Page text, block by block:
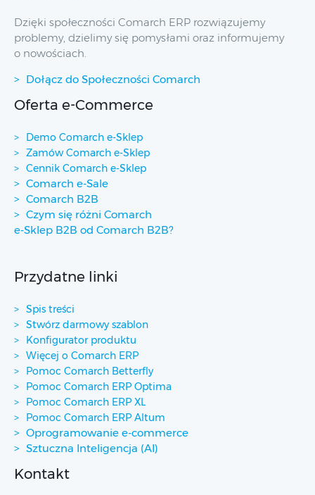
Dzięki społeczności Comarch ERP rozwiązujemy
problemy, dzielimy się pomysłami oraz informujemy
o nowościach.
Dołącz do Społeczności Comarch
Oferta e-Commerce
Demo Comarch e-Sklep
Zamów Comarch e-Sklep
Cennik Comarch e-Sklep
Comarch e-Sale
Comarch B2B
Czym się różni Comarch
e-Sklep B2B od Comarch B2B?
Przydatne linki
Spis treści
Stwórz darmowy szablon
Konfigurator produktu
Więcej o Comarch ERP
Pomoc Comarch Betterfly
Pomoc Comarch ERP Optima
Pomoc Comarch ERP XL
Pomoc Comarch ERP Altum
Oprogramowanie e-commerce
Sztuczna Inteligencja (AI)
Kontakt